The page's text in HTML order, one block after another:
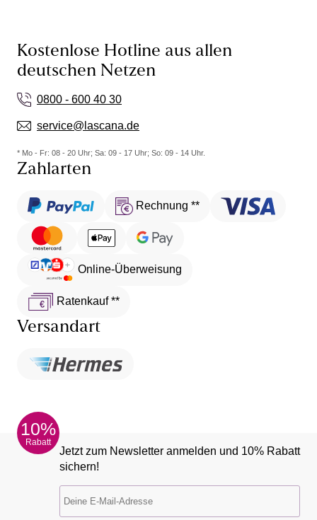
Kostenlose Hotline aus allen
deutschen Netzen
0800 - 600 40 30
service@lascana.de
* Mo - Fr: 08 - 20 Uhr; Sa: 09 - 17 Uhr; So: 09 - 14 Uhr.
Zahlarten
Rechnung **
Online-Überweisung
Ratenkauf **
Versandart
10%
Rabatt
Jetzt zum Newsletter anmelden und 10% Rabatt
sichern!